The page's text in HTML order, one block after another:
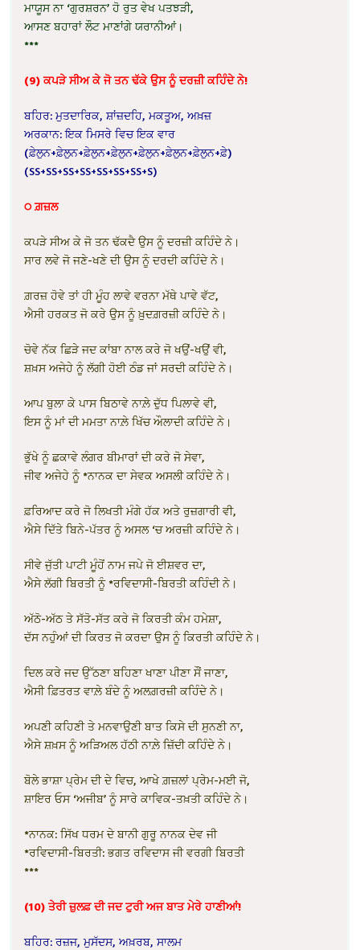
ਮਾਯੂਸ ਨਾ ‘ਗੁਰਸ਼ਰਨ’ ਹੋ ਰੁਤ ਵੇਖ ਪਤਝੜੀ,
ਆਸਣ ਬਹਾਰਾਂ ਲੌਟ ਮਾਣਾਂਗੇ ਯਰਾਨੀਆਂ।
***
(9) ਕਪੜੇ ਸੀਅ ਕੇ ਜੋ ਤਨ ਢੱਕੇ ਉਸ ਨੂੰ ਦਰਜ਼ੀ ਕਹਿੰਦੇ ਨੇ!
ਬਹਿਰ: ਮੁਤਦਾਰਿਕ, ਸ਼ਾਂਜ਼ਦਹਿ, ਮਕਤੂਅ, ਅਖ਼ਜ਼
ਅਰਕਾਨ: ਇਕ ਮਿਸਰੇ ਵਿਚ ਇਕ ਵਾਰ
(ਫ਼ੇਲੁਨ+ਫ਼ੇਲੁਨ+ਫ਼ੇਲੁਨ+ਫ਼ੇਲੁਨ+ਫ਼ੇਲੁਨ+ਫ਼ੇਲੁਨ+ਫ਼ੇਲੁਨ+ਫ਼ੇ)
(SS+SS+SS+SS+SS+SS+SS+S)
੦ ਗ਼ਜ਼ਲ
ਕਪੜੇ ਸੀਅ ਕੇ ਜੋ ਤਨ ਢੱਕਦੈ ਉਸ ਨੂੰ ਦਰਜ਼ੀ ਕਹਿੰਦੇ ਨੇ।
ਸਾਰ ਲਵੇ ਜੋ ਜਣੇ-ਖਣੇ ਦੀ ਉਸ ਨੂੰ ਦਰਦੀ ਕਹਿੰਦੇ ਨੇ।
ਗ਼ਰਜ਼ ਹੋਵੇ ਤਾਂ ਹੀ ਮੂੰਹ ਲਾਵੇ ਵਰਨਾ ਮੱਥੇ ਪਾਵੇ ਵੱਟ,
ਐਸੀ ਹਰਕਤ ਜੋ ਕਰੇ ਉਸ ਨੂੰ ਖ਼ੁਦਗ਼ਰਜ਼ੀ ਕਹਿੰਦੇ ਨੇ।
ਚੋਵੇ ਨੱਕ ਛਿੜੇ ਜਦ ਕਾਂਬਾ ਨਾਲ ਕਰੇ ਜੋ ਖਉਂ-ਖਉਂ ਵੀ,
ਸ਼ਖ਼ਸ ਅਜੇਹੇ ਨੂੰ ਲੱਗੀ ਹੋਈ ਠੰਡ ਜਾਂ ਸਰਦੀ ਕਹਿੰਦੇ ਨੇ।
ਆਪ ਬੁਲਾ ਕੇ ਪਾਸ ਬਿਠਾਵੇ ਨਾਲ਼ੇ ਦੁੱਧ ਪਿਲਾਵੇ ਵੀ,
ਇਸ ਨੂੰ ਮਾਂ ਦੀ ਮਮਤਾ ਨਾਲ਼ੇ ਖਿੱਚ ਔਲਾਦੀ ਕਹਿੰਦੇ ਨੇ।
ਭੁੱਖੇ ਨੂੰ ਛਕਾਵੇ ਲੰਗਰ ਬੀਮਾਰਾਂ ਦੀ ਕਰੇ ਜੋ ਸੇਵਾ,
ਜੀਵ ਅਜੇਹੇ ਨੂੰ *ਨਾਨਕ ਦਾ ਸੇਵਕ ਅਸਲੀ ਕਹਿੰਦੇ ਨੇ।
ਫ਼ਰਿਆਦ ਕਰੇ ਜੋ ਲਿਖਤੀ ਮੰਗੇ ਹੱਕ ਅਤੇ ਰੁਜ਼ਗਾਰੀ ਵੀ,
ਐਸੇ ਦਿੱਤੇ ਬਿਨੇ-ਪੱਤਰ ਨੂੰ ਅਸਲ ‘ਚ ਅਰਜ਼ੀ ਕਹਿੰਦੇ ਨੇ।
ਸੀਵੇ ਜੁੱਤੀ ਪਾਟੀ ਮੂੰਹੋਂ ਨਾਮ ਜਪੇ ਜੋ ਈਸ਼ਵਰ ਦਾ,
ਐਸੇ ਲੱਗੀ ਬਿਰਤੀ ਨੂੰ *ਰਵਿਦਾਸੀ-ਬਿਰਤੀ ਕਹਿੰਦੀ ਨੇ।
ਅੱਠੋ-ਅੱਠ ਤੇ ਸੱਤੋ-ਸੱਤ ਕਰੇ ਜੋ ਕਿਰਤੀ ਕੰਮ ਹਮੇਸ਼ਾ,
ਦੱਸ ਨਹੁੰਆਂ ਦੀ ਕਿਰਤ ਜੋ ਕਰਦਾ ਉਸ ਨੂੰ ਕਿਰਤੀ ਕਹਿੰਦੇ ਨੇ।
ਦਿਲ ਕਰੇ ਜਦ ਉੱਠਣਾ ਬਹਿਣਾ ਖਾਣਾ ਪੀਣਾ ਸੌਂ ਜਾਣਾ,
ਐਸੀ ਫ਼ਿਤਰਤ ਵਾਲ਼ੇ ਬੰਦੇ ਨੂੰ ਅਲਗ਼ਰਜ਼ੀ ਕਹਿੰਦੇ ਨੇ।
ਅਪਣੀ ਕਹਿਣੀ ਤੇ ਮਨਵਾਉਣੀ ਬਾਤ ਕਿਸੇ ਦੀ ਸੁਨਣੀ ਨਾ,
ਐਸੇ ਸ਼ਖ਼ਸ ਨੂੰ ਅੜਿਅਲ ਹੱਠੀ ਨਾਲ਼ੇ ਜ਼ਿੱਦੀ ਕਹਿੰਦੇ ਨੇ।
ਬੋਲੇ ਭਾਸ਼ਾ ਪ੍ਰੇਮ ਦੀ ਦੇ ਵਿਚ, ਆਖੇ ਗ਼ਜ਼ਲਾਂ ਪ੍ਰੇਮ-ਮਈ ਜੋ,
ਸ਼ਾਇਰ ਓਸ ‘ਅਜੀਬ’ ਨੂੰ ਸਾਰੇ ਕਾਵਿਕ-ਤਖ਼ਤੀ ਕਹਿੰਦੇ ਨੇ।
*ਨਾਨਕ: ਸਿੱਖ ਧਰਮ ਦੇ ਬਾਨੀ ਗੁਰੂ ਨਾਨਕ ਦੇਵ ਜੀ
*ਰਵਿਦਾਸੀ-ਬਿਰਤੀ: ਭਗਤ ਰਵਿਦਾਸ ਜੀ ਵਰਗੀ ਬਿਰਤੀ
***
(10) ਤੇਰੀ ਜ਼ੁਲਫ਼ ਦੀ ਜਦ ਟੁਰੀ ਅਜ ਬਾਤ ਮੇਰੇ ਹਾਣੀਆਂ!
ਬਹਿਰ: ਰਜ਼ਜ, ਮੁਸੱਦਸ, ਅਖ਼ਰਬ, ਸਾਲਮ